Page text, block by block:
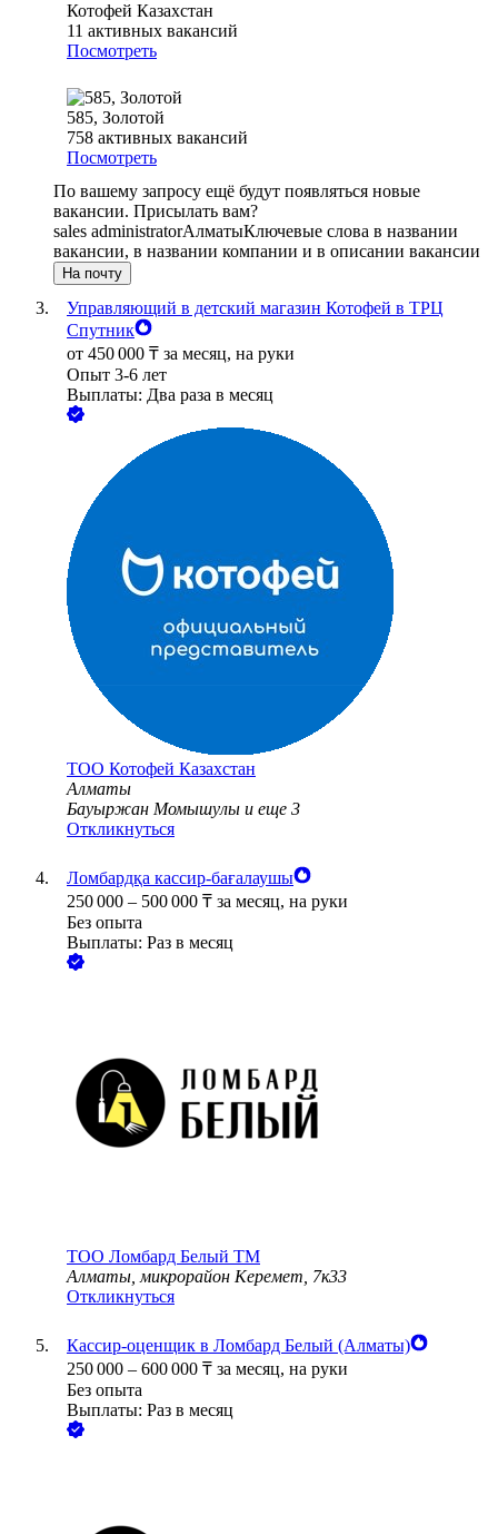
Котофей Казахстан
11 активных вакансий
Посмотреть
585, Золотой
758 активных вакансий
Посмотреть
По вашему запросу ещё будут появляться новые
вакансии. Присылать вам?
sales administratorАлматыКлючевые слова в названии
вакансии, в названии компании и в описании вакансии
На почту
Управляющий в детский магазин Котофей в ТРЦ
Спутник
от 450 000 ₸ за месяц, на руки
Опыт 3-6 лет
Выплаты: Два раза в месяц
ТОО Котофей Казахстан
Алматы
Бауыржан Момышулы и еще 3
Откликнуться
Ломбардқа кассир-бағалаушы
250 000 – 500 000 ₸ за месяц, на руки
Без опыта
Выплаты: Раз в месяц
ТОО Ломбард Белый TM
Алматы, микрорайон Керемет, 7к33
Откликнуться
Кассир-оценщик в Ломбард Белый (Алматы)
250 000 – 600 000 ₸ за месяц, на руки
Без опыта
Выплаты: Раз в месяц